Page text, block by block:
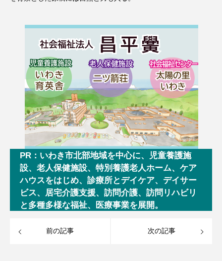
PR：いわき市北部地域を中心に、児童養護施
設、老人保健施設、特別養護老人ホーム、ケア
ハウスをはじめ、診療所とデイケア、デイサー
ビス、居宅介護支援、訪問介護、訪問リハビリ
と多種多様な福祉、医療事業を展開。
前の記事 次の記事